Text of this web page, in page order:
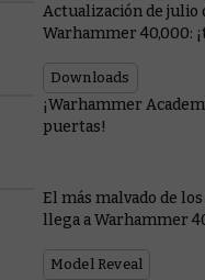
Actualización de julio
Warhammer 40,000:
Downloads
¡Warhammer
puertas!
El más malvado de
llega a Warhammer
Model Reveal